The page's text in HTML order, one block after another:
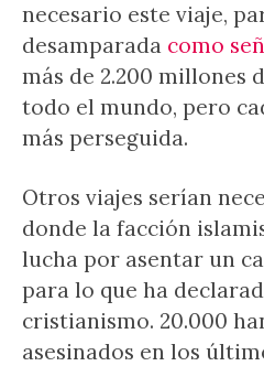
necesario este viaje,
desamparada como
más de 2.200 millones
todo el mundo, pero
más perseguida.
Otros viajes serían
donde la facción
lucha por asentar un
para lo que ha
cristianismo. 20.000
asesinados en los